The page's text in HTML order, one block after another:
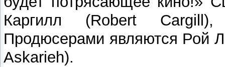
Каргилл (Robert
Продюсерами являются Рой
Askarieh).